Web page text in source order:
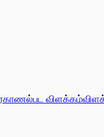
பட விளக்கம்